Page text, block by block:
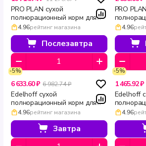
PRO PLAN сухой
полнорационный корм для
взрослых кошек с лососем
для здоровья кожи и красоты
шерсти DERMA CARE 10 кг
4.96рейтинг магазина
Послезавтра
PRO
для
шерсти
4.96
-5%
6 633.60 ₽ 6 982.74 ₽
Edelhoff сухой
полнорационный корм для
кошек и котов Ягненок 8 кг
4.96рейтинг магазина
Завтра
-5%
1 465.92 ₽
Edelhoff
кг
4.96